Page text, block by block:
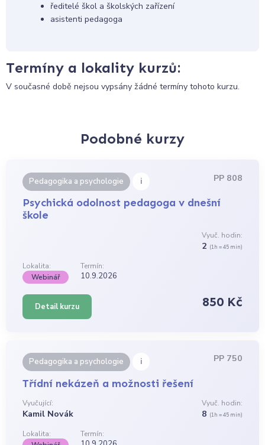
ředitelé škol a školských zařízení
asistenti pedagoga
Termíny a lokality kurzů:
V současné době nejsou vypsány žádné termíny tohoto kurzu.
Podobné kurzy
Pedagogika a psychologie i PP 808
Psychická odolnost pedagoga v dnešní
škole
Vyuč. hodin:
2 (1h = 45 min)
Lokalita:
Termín:
Webinář
10.9.2026
Detail kurzu 850 Kč
Pedagogika a psychologie i PP 750
Třídní nekázeň a možnosti řešení
Vyučující:
Kamil Novák
Vyuč. hodin:
8 (1h = 45 min)
Lokalita:
Termín: